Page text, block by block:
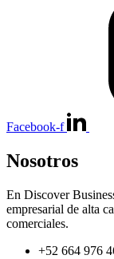
Facebook-f
Nosotros
En Discover
empresarial de alta
comerciales.
+52 664 976